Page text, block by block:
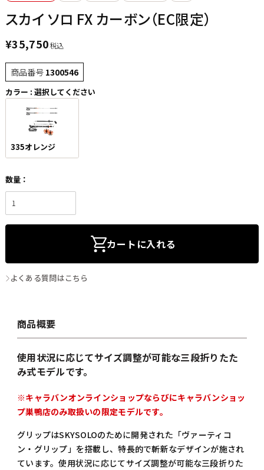
スカイ ソロ FX カーボン（EC限定）
¥35,750税込
商品番号 1300546
カラー 選択してください
335オレンジ
カートに入れる
よくある質問はこちら
商品概要
使用状況に応じてサイズ調整が可能な三段折りたた
み式モデルです。
※キャラバンオンラインショップならびにキャラバンショッ
プ巣鴨店のみ取扱いの限定モデルです。
グリップはSKYSOLOのために開発された「ヴァーティコ
ン・グリップ」を搭載し、特長的で斬新なデザインが施され
ています。使用状況に応じてサイズ調整が可能な三段折りた